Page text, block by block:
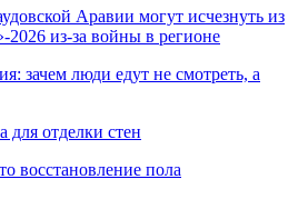
Аравии могут исчезнуть из
из-за войны в регионе
зачем люди едут не смотреть, а
для отделки стен
восстановление пола